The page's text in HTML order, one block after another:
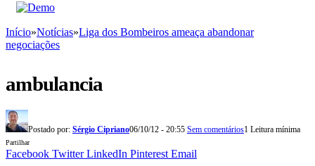
Início»Notícias»Liga dos Bombeiros ameaça abandonar
negociações
ambulancia
Postado por: Sérgio Cipriano06/10/12 - 20:55 Sem comentários1 Leitura mínima
Partilhar
Facebook Twitter LinkedIn Pinterest Email